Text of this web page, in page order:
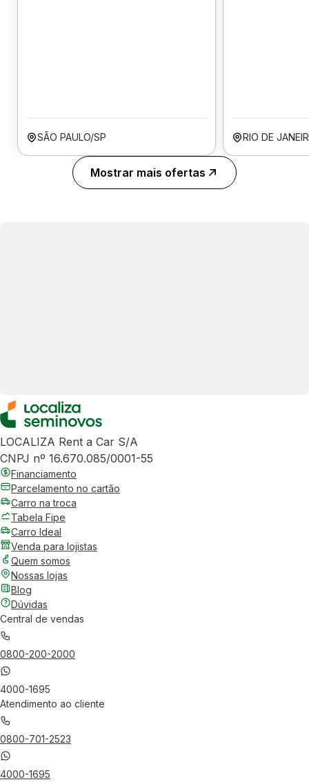
SÃO PAULO/SP RIO DE
Mostrar mais ofertas
LOCALIZA Rent a Car S/A
CNPJ nº 16.670.085/0001-55
Financiamento
Parcelamento no cartão
Carro na troca
Tabela Fipe
Carro Ideal
Venda para lojistas
Quem somos
Nossas lojas
Blog
Dúvidas
Central de vendas
0800-200-2000
4000-1695
Atendimento ao cliente
0800-701-2523
4000-1695